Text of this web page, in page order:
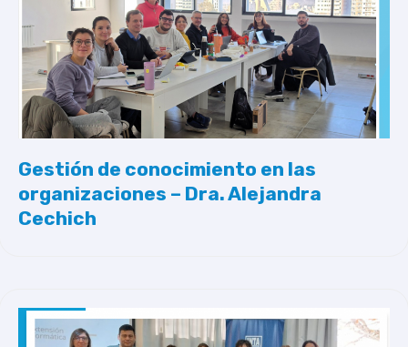
Gestión de conocimiento en las
organizaciones – Dra. Alejandra
Cechich